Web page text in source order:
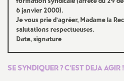
6 janvier 2000).
Je vous prie d’agréer, Madame la
salutations respectueuses.
Date, signature
SESYNDIQUER? C’ESTDEJAAGIR!